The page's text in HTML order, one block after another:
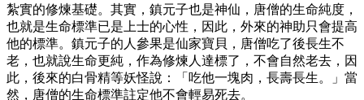
紮實的修煉基礎。其實，鎮元子也是神仙，唐僧的生命純度，
也就是生命標準已是上士的心性，因此，外來的神助只會提高
他的標準。鎮元子的人參果是仙家寶貝，唐僧吃了後長生不
老，也就說生命更純，作為修煉人達標了，不會自然老去，因
此，後來的白骨精等妖怪說：「吃他一塊肉，長壽長生。」當
然，唐僧的生命標準註定他不會輕易死去。